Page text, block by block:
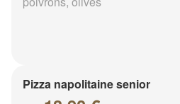
Pizza napolitaine senior